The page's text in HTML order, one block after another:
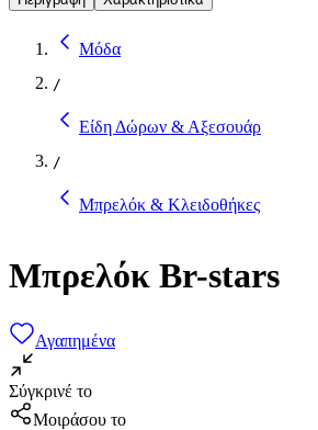
Μόδα
/
Είδη Δώρων & Αξεσουάρ
/
Μπρελόκ & Κλειδοθήκες
Μπρελόκ Br-stars
Αγαπημένα
Σύγκρινέ το
Μοιράσου το